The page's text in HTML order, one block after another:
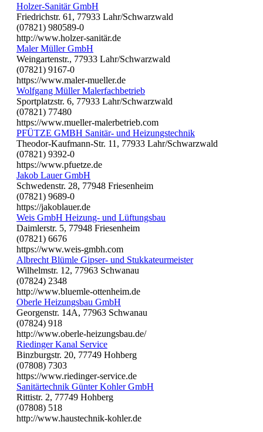
Holzer-Sanitär GmbH
Friedrichstr. 61, 77933 Lahr/Schwarzwald
(07821) 980589-0
http://www.holzer-sanitär.de
Maler Müller GmbH
Weingartenstr., 77933 Lahr/Schwarzwald
(07821) 9167-0
https://www.maler-mueller.de
Wolfgang Müller Malerfachbetrieb
Sportplatzstr. 6, 77933 Lahr/Schwarzwald
(07821) 77480
https://www.mueller-malerbetrieb.com
PFÜTZE GMBH Sanitär- und Heizungstechnik
Theodor-Kaufmann-Str. 11, 77933 Lahr/Schwarzwald
(07821) 9392-0
https://www.pfuetze.de
Jakob Lauer GmbH
Schwedenstr. 28, 77948 Friesenheim
(07821) 9689-0
https://jakoblauer.de
Weis GmbH Heizung- und Lüftungsbau
Daimlerstr. 5, 77948 Friesenheim
(07821) 6676
https://www.weis-gmbh.com
Albrecht Blümle Gipser- und Stukkateurmeister
Wilhelmstr. 12, 77963 Schwanau
(07824) 2348
http://www.bluemle-ottenheim.de
Oberle Heizungsbau GmbH
Georgenstr. 14A, 77963 Schwanau
(07824) 918
http://www.oberle-heizungsbau.de/
Riedinger Kanal Service
Binzburgstr. 20, 77749 Hohberg
(07808) 7303
https://www.riedinger-service.de
Sanitärtechnik Günter Kohler GmbH
Rittistr. 2, 77749 Hohberg
(07808) 518
http://www.haustechnik-kohler.de